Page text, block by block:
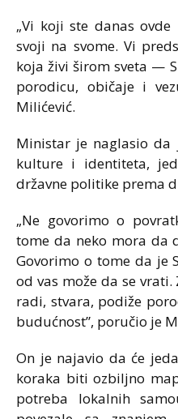
„Vi koji ste danas
svoji na svome. Vi
koja živi širom sveta —
porodicu, običaje i
Milićević.
Ministar je naglasio da
kulture i identiteta,
državne politike prema
„Ne govorimo o
tome da neko mora da
Govorimo o tome da je
od vas može da se
radi, stvara, podiže
budućnost”, poručio je
On je najavio da će
koraka biti ozbiljno
potreba lokalnih